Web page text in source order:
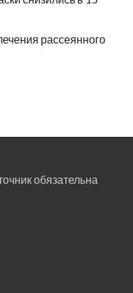
рассеянного
обязательна